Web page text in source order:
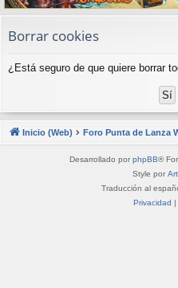
rá
pi
Borrar cookies
¿Está seguro de que quiere borrar
Inicio (Web) Foro Punta de Lanza
Desarrollado por phpBB®
Style por
Traducción al
Privacidad |